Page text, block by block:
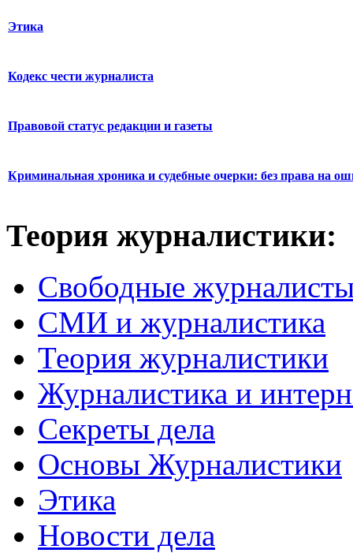
Этика
Кодекс чести журналиста
Правовой статус редакции и газеты
Криминальная хроника и судебные очерки: без права на
Теория журналистики:
Свободные
СМИ и журналистика
Теория журналистики
Журналистика и
Секреты дела
Основы Журналистики
Этика
Новости дела